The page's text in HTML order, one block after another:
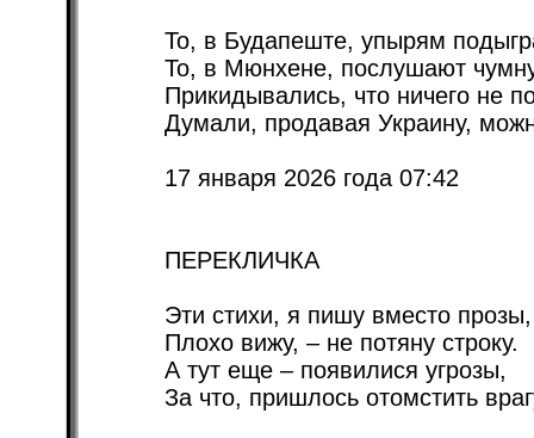
То, в Будапеште, упырям
То, в Мюнхене, послушают
Прикидывались, что ничего не
Думали, продавая Украину,
17 января 2026 года 07:42
ПЕРЕКЛИЧКА
Эти стихи, я пишу вместо прозы,
Плохо вижу, – не потяну строку.
А тут еще – появилися угрозы,
За что, пришлось отомстить